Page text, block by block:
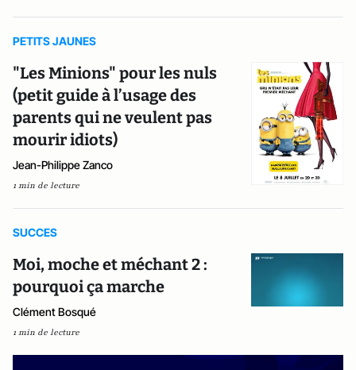
PETITS JAUNES
"Les Minions" pour les nuls
(petit guide à l’usage des
parents qui ne veulent pas
mourir idiots)
Jean-Philippe Zanco
1 min de lecture
SUCCES
Moi, moche et méchant 2 :
pourquoi ça marche
Clément Bosqué
1 min de lecture